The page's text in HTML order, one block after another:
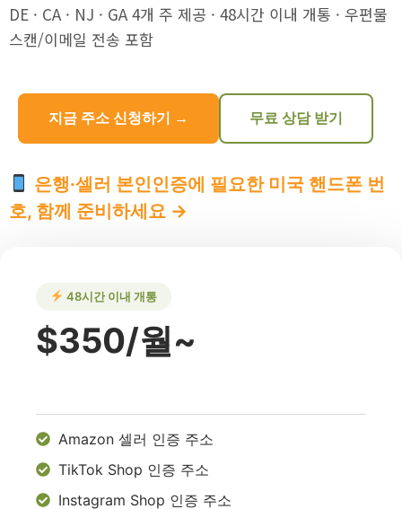
DE · CA · NJ · GA 4개 주 제공 · 48시간 이내 개통 · 우편물
스캔/이메일 전송 포함
지금 주소 신청하기 → 무료 상담 받기
은행·셀러 본인인증에 필요한 미국 핸드폰 번
호, 함께 준비하세요 →
48시간 이내 개통
$350/월~
Amazon 셀러 인증 주소
TikTok Shop 인증 주소
Instagram Shop 인증 주소